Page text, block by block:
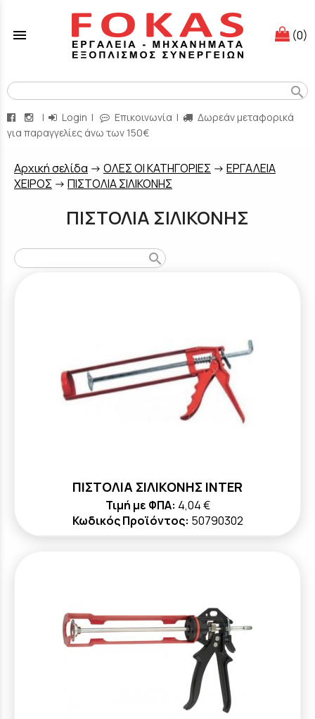
menu (0)
search
| Login | Επικοινωνία |
Δωρεάν μεταφορικά
για παραγγελίες άνω των 150€
Aρχική σελίδα -> ΟΛΕΣ ΟΙ ΚΑΤΗΓΟΡΙΕΣ -> ΕΡΓΑΛΕΙΑ
ΧΕΙΡΟΣ -> ΠΙΣΤΟΛΙΑ ΣΙΛΙΚΟΝΗΣ
ΠΙΣΤΟΛΙΑ ΣΙΛΙΚΟΝΗΣ
search
ΠΙΣΤΟΛΙΑ ΣΙΛΙΚΟΝΗΣ INTER
Τιμή με ΦΠΑ: 4,04 €
Κωδικός Προϊόντος: 50790302